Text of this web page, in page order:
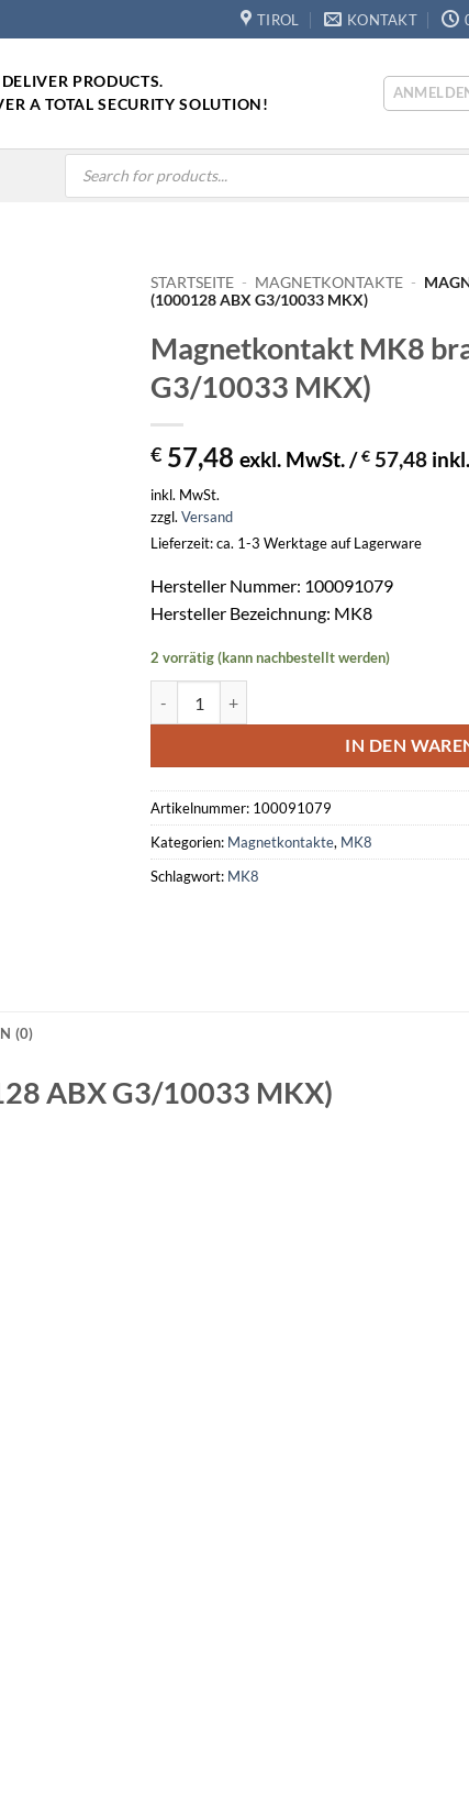
TIROL KONTAKT
PRODUCTS.
A TOTAL SECURITY SOLUTION!
Products
search
STARTSEITE - MAGNETKONTAKTE -
(1000128 ABX G3/10033 MKX)
Magnetkontakt MK8
G3/10033 MKX)
€ 57,48 exkl. MwSt. /€ 57,48
inkl. MwSt.
zzgl. Versand
Lieferzeit: ca. 1-3 Werktage auf Lagerware
Hersteller Nummer: 100091079
Hersteller Bezeichnung: MK8
2 vorrätig (kann nachbestellt werden)
IN DEN
Artikelnummer: 100091079
Kategorien: Magnetkontakte, MK8
Schlagwort: MK8
(0)
ABX G3/10033 MKX)